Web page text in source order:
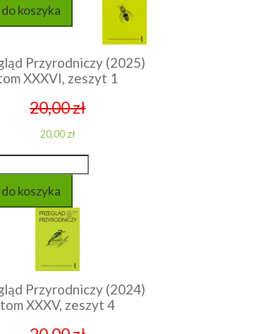
Przyrodniczy (2025)
XXXVI, zeszyt 1
20,00 zł
20,00 zł
Przyrodniczy (2024)
tom XXXV, zeszyt 4